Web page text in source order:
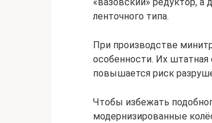
ленточного типа.
При производстве
особенности. Их
повышается риск
Чтобы избежать
модернизированные